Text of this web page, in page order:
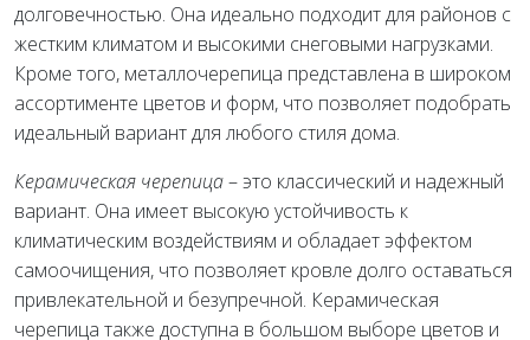
долговечностью. Она идеально подходит для районов с
жестким климатом и высокими снеговыми нагрузками.
Кроме того, металлочерепица представлена в широком
ассортименте цветов и форм, что позволяет подобрать
идеальный вариант для любого стиля дома.
Керамическая черепица– это классический и надежный
вариант. Она имеет высокую устойчивость к
климатическим воздействиям и обладает эффектом
самоочищения, что позволяет кровле долго оставаться
привлекательной и безупречной. Керамическая
черепица также доступна в большом выборе цветов и